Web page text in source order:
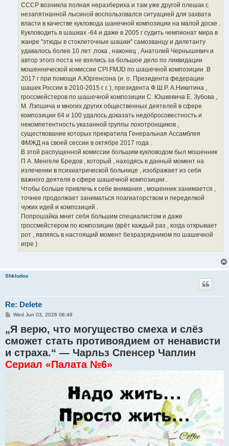
СССР возникла полная неразбериха и там уже другой плешак с
незапятнанной лысиной воспользовался ситуацией для захвата
власти в качестве кукловода шанечной композиции на малой доске .
Кукловодить в шашках -64 и даже в 2005 г судить чемпионат мира в
жанре "этюды в стоклеточные шашки" самозванцу и дилетанту
удавалось более 10 лет ,пока , наконец , Анатолий Чернышевич и
автор этого поста не взялись за большое дело по ликвидации
мошеннической комиссии CPI FMJD по шашечной композиции .В
2017 г при помощи А.Юргенсона (и. о. Президента федерации
шашек России в 2010-2015 г. г. ), президента Ф.Ш.Р. А.Никитина ,
гроссмейстеров по шашечной композиции С. Юшкевича Е. Зубова ,
М. Лэпшича и многих других общественных деятелей в сфере
композиции 64 и 100 удалось доказать недобросовестность и
некомпетентность указанной группы лохотронщиков ,
существование которых прекратила Генеральная Ассамблея
ФМЖД на своей сессии в октябре 2017 года .
В этой распущенной комиссии большим кукловодом был мошенник
П А. Менгеле Бредов , который , находясь в данный момент на
излечении в психиатрической больнице , изображает из себя
важного деятеля в сфере шашечной композиции .
Чтобы больше привлечь к себе внимания , мошенник занимается ,
точнее продолжает заниматься поагиаторством и переделкой
чужих идей и композиций .
Попрошайка мнит себя большим специалистом и даже
гроссмейстером по композиции (врёт каждый раз , когда открывает
рот , являясь в настоящий момент безразрядником по шашечной
игре )
Shkludov
Re: Delete
P
s
t
Wed Jun 03, 2026 08:48
„Я верю, что могущество смеха и слёз
сможет стать противоядием от ненависти
и страха.“ — Чарльз Спенсер Чаплин
Сериал «Палата №6»